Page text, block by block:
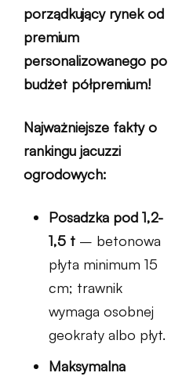
porządkujący rynek od
premium
personalizowanego po
budżet półpremium!
Najważniejsze fakty o
rankingu jacuzzi
ogrodowych:
Posadzka pod 1,2-
1,5 t – betonowa
płyta minimum 15
cm; trawnik
wymaga osobnej
geokraty albo płyt.
Maksymalna